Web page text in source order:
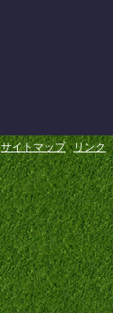
サイトマップ リンク